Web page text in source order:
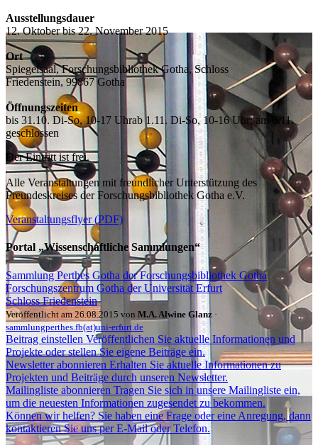
Ausstellungsdauer
12. Oktober bis 22. November 2015
Ort
Spiegelsaal, Forschungsbibliothek Gotha, Schloss
Friedenstein,99867 Gotha
Öffnungszeiten
bis 31.10. Di-So, 10-17 Uhrab 1.11. Di-So, 10-16 Uhr; am 6.11.
geschlossen
Der Eintritt ist frei.
Alle Veranstaltungen mit freundlicher Unterstützung des
Freundeskreises der Forschungsbibliothek Gotha e.V.
Veranstaltungsflyer (PDF)
Portal „Wissenschaftliche Sammlungen“
Sammlung Perthes Gotha der Forschungsbibliothek Gotha
Forschungszentrum Gotha der Universität Erfurt
Schloss Friedenstein
Veröffentlicht am 26.08.2015 von M.A. Alwine Glanz ·
sammlungperthes.fb(at)uni-erfurt.de
Beitrag einstellen Veröffentlichen Sie aktuelle Informationen und
Projekte oder stellen Sie eigene Beiträge ein.
Newsletter abonnieren Erhalten Sie aktuelle Informationen zu
Projekten und Beiträge durch unseren Newsletter.
Mailingliste abonnieren Tragen Sie sich in unsere Mailingliste ein,
um die neuesten Informationen zugesendet zu bekommen.
Können wir helfen? Sie haben eine Frage oder eine Anregung, dann
kontaktieren Sie uns per E-Mail oder Telefon.